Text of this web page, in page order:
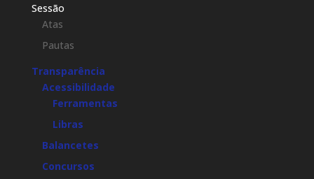
Sessão
Atas
Pautas
Transparência
Acessibilidade
Ferramentas
Libras
Balancetes
Concursos